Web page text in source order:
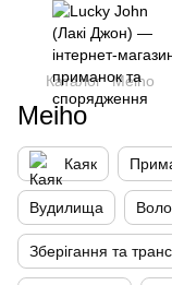
Каталог Meiho
Meiho
Каяк
Вудилища
Зберігання та